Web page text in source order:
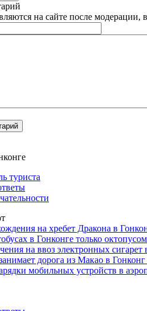
на сайте после модерации,
туриста
на хребет Дракона в
в Гонконге только
на ввоз электронных сигарет
дорога из Макао в Гонконг
мобильных устройств в